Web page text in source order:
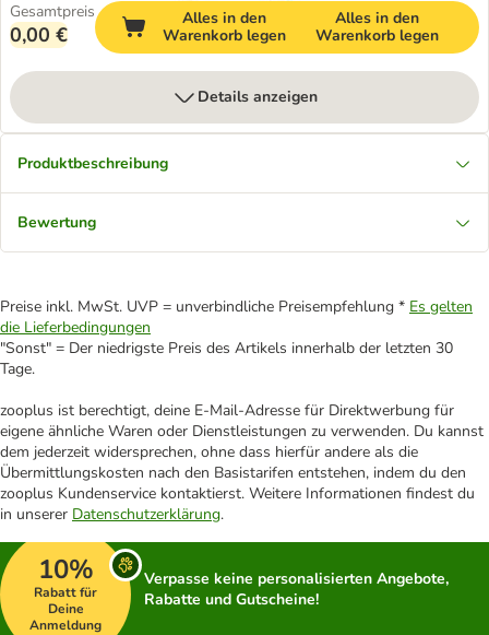
Gesamtpreis
0,00 €
Alles in den
Warenkorb legen
Alles in den
Warenkorb legen
Details anzeigen
Produktbeschreibung
Bewertung
Preise inkl. MwSt. UVP = unverbindliche Preisempfehlung * Es gelten
die Lieferbedingungen
"Sonst" = Der niedrigste Preis des Artikels innerhalb der letzten 30
Tage.
zooplus ist berechtigt, deine E-Mail-Adresse für Direktwerbung für
eigene ähnliche Waren oder Dienstleistungen zu verwenden. Du kannst
dem jederzeit widersprechen, ohne dass hierfür andere als die
Übermittlungskosten nach den Basistarifen entstehen, indem du den
zooplus Kundenservice kontaktierst. Weitere Informationen findest du
in unserer Datenschutzerklärung.
10%
Rabatt für
Deine
Anmeldung
Verpasse keine personalisierten Angebote,
Rabatte und Gutscheine!